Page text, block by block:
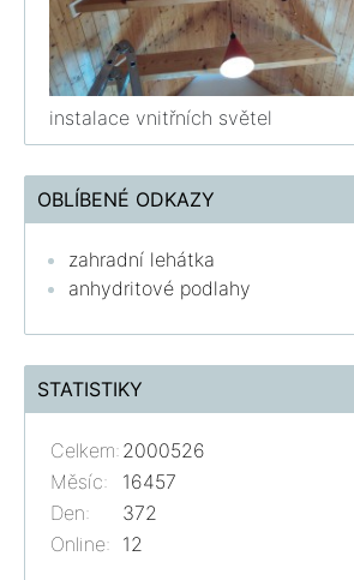
instalace vnitřních světel
OBLÍBENÉ ODKAZY
zahradní lehátka
anhydritové podlahy
STATISTIKY
Online: 12
Celkem: 2000526
Měsíc:
16457
Den:
372